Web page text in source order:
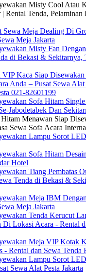
Misty Cool Atau
Rental Tenda, Pelaminan
Sewa Meja Dealing Di
Meja Jakarta
Misty Fan
di Bekasi & Sekitarnya,
VIP Kaca Siap
Anda – Pusat Sewa
021-82601199
Sofa Hitam Single
Jabodetabek Dan
Menawan Siap
Sewa Sofa Acara
Lampu Sorot
Sofa Hitam
Hotel
Tiang Pembatas
Tenda di Bekasi &
Meja IBM
Meja Jakarta
Tenda Kerucut
Di Lokasi Acara - Rental
Meja VIP Kotak
- Rental dan Sewa Tenda
Lampu Sorot
Sewa Alat Pesta Jakarta